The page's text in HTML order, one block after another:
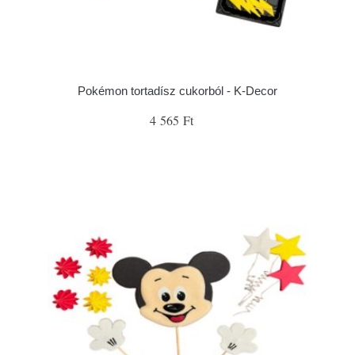
Pokémon tortadísz cukorból - K-Decor
4 565 Ft